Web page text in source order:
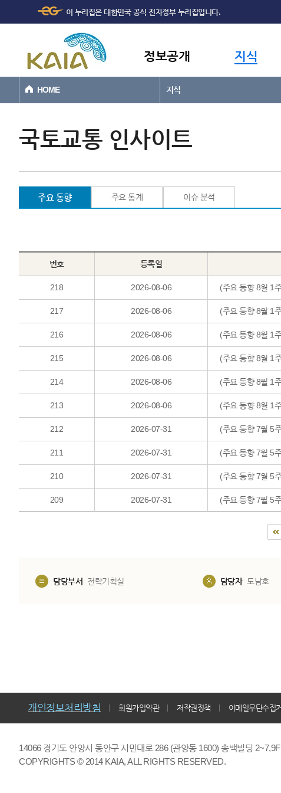
본문바로가기
이 누리집은 대한민국 공식 전자정부 누리집입니다.
정보공개 지식
HOME 지식
국토교통 인사이트
주요 동향 주요 통계 이슈 분석
번호 등록일
218 2026-08-06 (주요 동향 8월 1
217 2026-08-06 (주요 동향 8월 1
216 2026-08-06 (주요 동향 8월 1
215 2026-08-06 (주요 동향 8월 1
214 2026-08-06 (주요 동향 8월 1
213 2026-08-06 (주요 동향 8월 1
212 2026-07-31 (주요 동향 7월 5
211 2026-07-31 (주요 동향 7월 5
210 2026-07-31 (주요 동향 7월 5
209 2026-07-31 (주요 동향 7월 5
담당부서 전략기획실 담당자 도남호
개인정보처리방침 회원가입약관 저작권정책 이메일무단수집
14066 경기도 안양시 동안구 시민대로 286 (관양동 1600) 송백빌딩
COPYRIGHTS © 2014 KAIA, ALL RIGHTS RESERVED.